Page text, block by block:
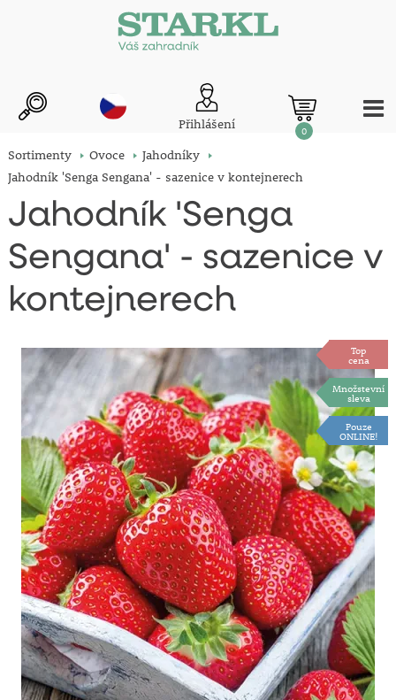
Přihlášení 0
Sortimenty Ovoce
Jahodníky
Jahodník 'Senga Sengana' - sazenice v kontejnerech
Jahodník 'Senga
Sengana' - sazenice v
kontejnerech
Top
cena
Množstevní
sleva
Pouze
ONLINE!